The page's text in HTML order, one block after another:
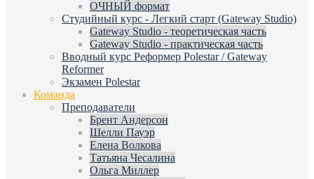
ОЧНЫЙ формат
Студийный курс - Легкий старт (Gateway Studio)
Gateway Studio - теоретическая часть
Gateway Studio - практическая часть
Вводный курс Реформер Polestar / Gateway
Reformer
Экзамен Polestar
Команда
Преподаватели
Брент Андерсон
Шелли Пауэр
Елена Волкова
Татьяна Чесалина
Ольга Миллер